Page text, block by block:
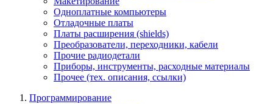
Одноплатные компьютеры
Отладочные платы
Платы расширения (shields)
Преобразователи, переходники, кабели
Прочие радиодетали
Приборы, инструменты, расходные материалы
Прочее (тех. описания, ссылки)
Программирование